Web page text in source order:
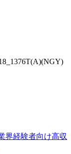
界経験者向け高収